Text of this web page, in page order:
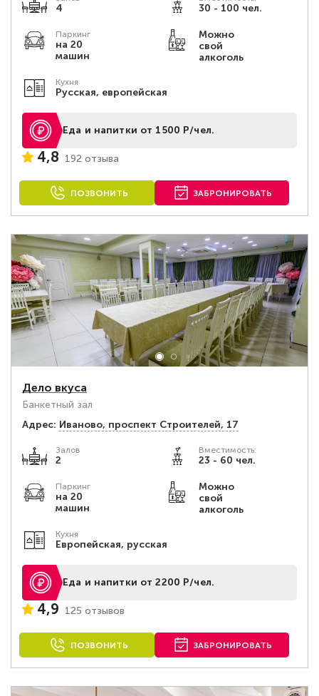
4 30 - 100 чел.
Паркинг
на 20
машин
Можно
свой
алкоголь
Кухня
Русская, европейская
Еда и напитки от 1500 Р/чел.
4,8 192 отзыва
ПОЗВОНИТЬ ЗАБРОНИРОВАТЬ
Дело вкуса
Банкетный зал
Адрес: Иваново, проспект Строителей, 17
Залов
2
Вместимость:
23 - 60 чел.
Паркинг
на 20
машин
Можно
свой
алкоголь
Кухня
Европейская, русская
Еда и напитки от 2200 Р/чел.
4,9 125 отзывов
ПОЗВОНИТЬ ЗАБРОНИРОВАТЬ